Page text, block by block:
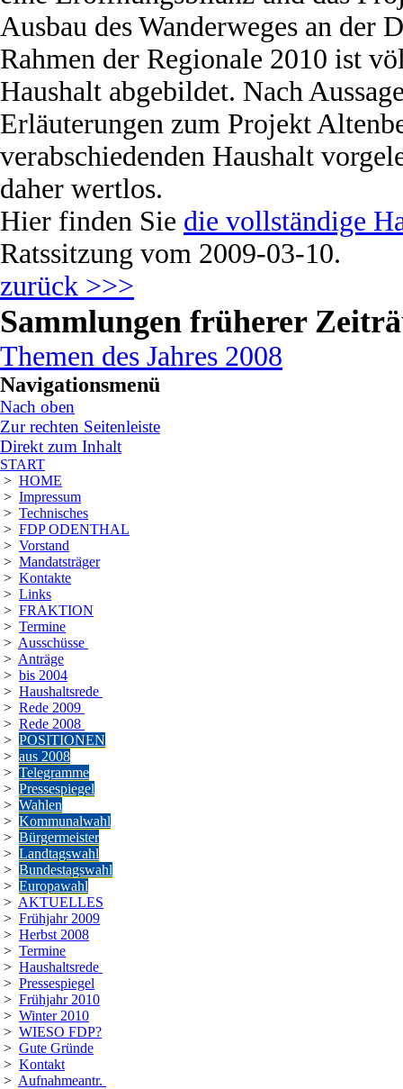
Ausbau des Wanderweges an der
Rahmen der Regionale 2010 ist
Haushalt abgebildet. Nach
Erläuterungen zum Projekt
verabschiedenden Haushalt
daher wertlos.
Hier finden Sie die vollständige
Ratssitzung vom 2009-03-10.
zurück >>>
Sammlungen früherer
Themen des Jahres 2008
Navigationsmenü
Nach oben
Zur rechten Seitenleiste
Direkt zum Inhalt
START
> HOME
> Impressum
> Technisches
> FDP ODENTHAL
> Vorstand
> Mandatsträger
> Kontakte
> Links
> FRAKTION
> Termine
> Ausschüsse
> Anträge
> bis 2004
> Haushaltsrede
> Rede 2009
> Rede 2008
> POSITIONEN
> aus 2008
> Telegramme
> Pressespiegel
> Wahlen
> Kommunalwahl
> Bürgermeister
> Landtagswahl
> Bundestagswahl
> Europawahl
> AKTUELLES
> Frühjahr 2009
> Herbst 2008
> Termine
> Haushaltsrede
> Pressespiegel
> Frühjahr 2010
> Winter 2010
> WIESO FDP?
> Gute Gründe
> Kontakt
> Aufnahmeantr.